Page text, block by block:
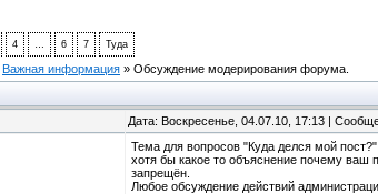
4 … 6 7 Туда
Важная информация » Обсуждение модерирования форума.
Дата: Воскресенье, 04.07.10, 17:13 |
Тема для вопросов "Куда делся мой
хотя бы какое то объяснение почему ваш
запрещён.
Любое обсуждение действий